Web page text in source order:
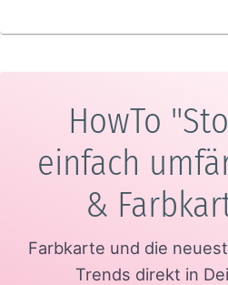
HowTo
einfach
&
Farbkarte und die
Trends direkt in